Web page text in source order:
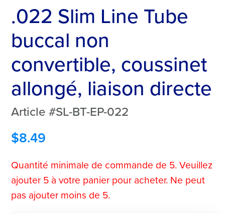
.022 Slim Line Tube
buccal non
convertible, coussinet
allongé, liaison directe
Article #SL-BT-EP-022
$8.49
Quantité minimale de commande de 5. Veuillez
ajouter 5 à votre panier pour acheter. Ne peut
pas ajouter moins de 5.